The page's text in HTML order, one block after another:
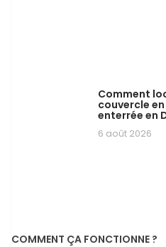
Comment
couvercle
enterrée en
6 août 2026
COMMENT ÇA FONCTIONNE ?